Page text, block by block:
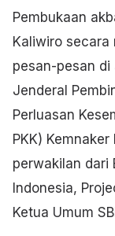
Pembukaan
Kaliwiro
pesan-pesan
Jenderal
Perluasan
PKK)
perwakilan dari
Indonesia,
Ketua Umum